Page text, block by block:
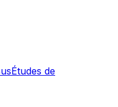
Études de